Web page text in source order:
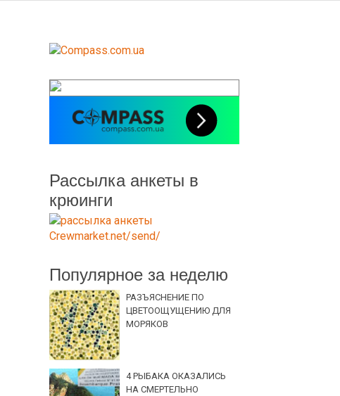
Рассылка анкеты в
крюинги
Популярное за неделю
РАЗЪЯСНЕНИЕ ПО
ЦВЕТООЩУЩЕНИЮ ДЛЯ
МОРЯКОВ
4 РЫБАКА ОКАЗАЛИСЬ
НА СМЕРТЕЛЬНО